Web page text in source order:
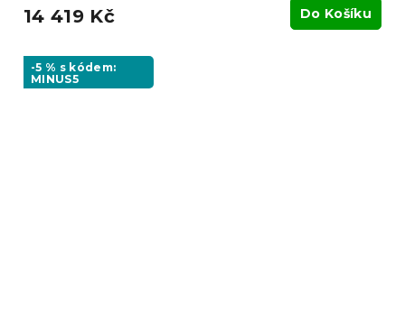
14 419 Kč Do Košíku
-5 % s kódem:
MINUS5